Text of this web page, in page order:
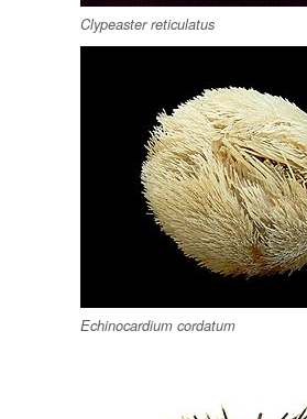
Clypeaster reticulatus
Echinocardium cordatum